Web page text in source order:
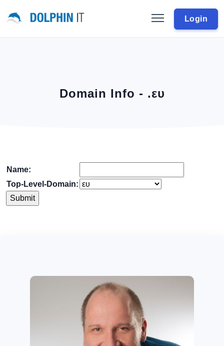
Login
Domain Info - .ευ
Name:
Top-Level-Domain: